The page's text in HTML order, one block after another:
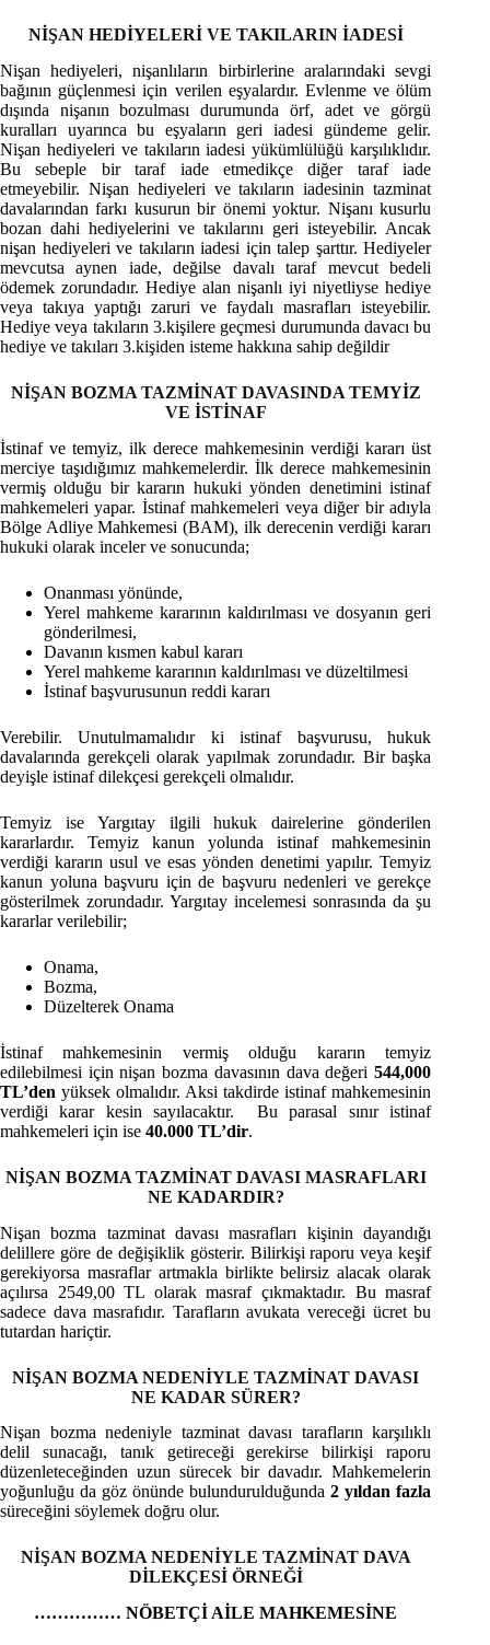
NİŞAN HEDİYELERİ VE TAKILARIN İADESİ
Nişan hediyeleri, nişanlıların birbirlerine aralarındaki sevgi
bağının güçlenmesi için verilen eşyalardır. Evlenme ve ölüm
dışında nişanın bozulması durumunda örf, adet ve görgü
kuralları uyarınca bu eşyaların geri iadesi gündeme gelir.
Nişan hediyeleri ve takıların iadesi yükümlülüğü karşılıklıdır.
Bu sebeple bir taraf iade etmedikçe diğer taraf iade
etmeyebilir. Nişan hediyeleri ve takıların iadesinin tazminat
davalarından farkı kusurun bir önemi yoktur. Nişanı kusurlu
bozan dahi hediyelerini ve takılarını geri isteyebilir. Ancak
nişan hediyeleri ve takıların iadesi için talep şarttır. Hediyeler
mevcutsa aynen iade, değilse davalı taraf mevcut bedeli
ödemek zorundadır. Hediye alan nişanlı iyi niyetliyse hediye
veya takıya yaptığı zaruri ve faydalı masrafları isteyebilir.
Hediye veya takıların 3.kişilere geçmesi durumunda davacı bu
hediye ve takıları 3.kişiden isteme hakkına sahip değildir
NİŞAN BOZMA TAZMİNAT DAVASINDA TEMYİZ
VE İSTİNAF
İstinaf ve temyiz, ilk derece mahkemesinin verdiği kararı üst
merciye taşıdığımız mahkemelerdir. İlk derece mahkemesinin
vermiş olduğu bir kararın hukuki yönden denetimini istinaf
mahkemeleri yapar. İstinaf mahkemeleri veya diğer bir adıyla
Bölge Adliye Mahkemesi (BAM), ilk derecenin verdiği kararı
hukuki olarak inceler ve sonucunda;
Onanması yönünde,
Yerel mahkeme kararının kaldırılması ve dosyanın geri
gönderilmesi,
Davanın kısmen kabul kararı
Yerel mahkeme kararının kaldırılması ve düzeltilmesi
İstinaf başvurusunun reddi kararı
Verebilir. Unutulmamalıdır ki istinaf başvurusu, hukuk
davalarında gerekçeli olarak yapılmak zorundadır. Bir başka
deyişle istinaf dilekçesi gerekçeli olmalıdır.
Temyiz ise Yargıtay ilgili hukuk dairelerine gönderilen
kararlardır. Temyiz kanun yolunda istinaf mahkemesinin
verdiği kararın usul ve esas yönden denetimi yapılır. Temyiz
kanun yoluna başvuru için de başvuru nedenleri ve gerekçe
gösterilmek zorundadır. Yargıtay incelemesi sonrasında da şu
kararlar verilebilir;
Onama,
Bozma,
Düzelterek Onama
İstinaf mahkemesinin vermiş olduğu kararın temyiz
edilebilmesi için nişan bozma davasının dava değeri544,000
TL’den yüksek olmalıdır. Aksi takdirde istinaf mahkemesinin
verdiği karar kesin sayılacaktır. Bu parasal sınır istinaf
mahkemeleri için ise 40.000 TL’dir.
NİŞAN BOZMA TAZMİNAT DAVASI MASRAFLARI
NE KADARDIR?
Nişan bozma tazminat davası masrafları kişinin dayandığı
delillere göre de değişiklik gösterir. Bilirkişi raporu veya keşif
gerekiyorsa masraflar artmakla birlikte belirsiz alacak olarak
açılırsa 2549,00 TL olarak masraf çıkmaktadır. Bu masraf
sadece dava masrafıdır. Tarafların avukata vereceği ücret bu
tutardan hariçtir.
NİŞAN BOZMA NEDENİYLE TAZMİNAT DAVASI
NE KADAR SÜRER?
Nişan bozma nedeniyle tazminat davası tarafların karşılıklı
delil sunacağı, tanık getireceği gerekirse bilirkişi raporu
düzenleteceğinden uzun sürecek bir davadır. Mahkemelerin
yoğunluğu da göz önünde bulundurulduğunda2 yıldan fazla
süreceğini söylemek doğru olur.
NİŞAN BOZMA NEDENİYLE TAZMİNAT DAVA
DİLEKÇESİ ÖRNEĞİ
…………… NÖBETÇİ AİLE MAHKEMESİNE